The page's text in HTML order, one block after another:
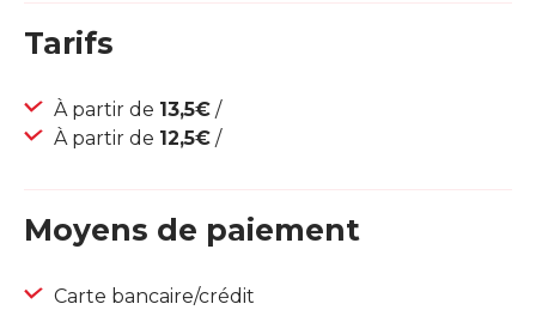
Tarifs
À partir de 13,5€ /
À partir de 12,5€ /
Moyens de paiement
Carte bancaire/crédit